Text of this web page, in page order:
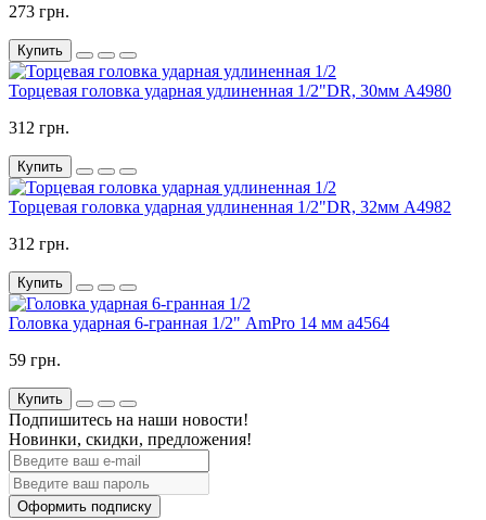
273 грн.
Купить
Торцевая головка ударная удлиненная 1/2"DR, 30мм A4980
312 грн.
Купить
Торцевая головка ударная удлиненная 1/2"DR, 32мм A4982
312 грн.
Купить
Головка ударная 6-гранная 1/2" AmPro 14 мм a4564
59 грн.
Купить
Подпишитесь на наши новости!
Новинки, скидки, предложения!
Оформить подписку